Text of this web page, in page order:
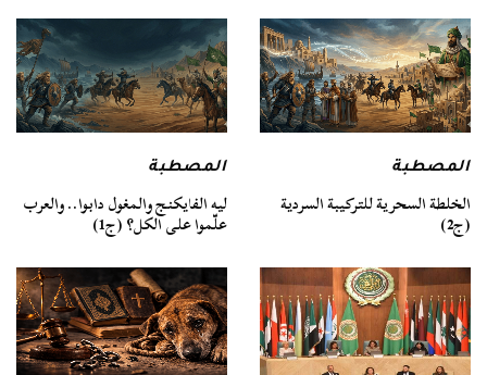
المصطبة
الخلطة السحرية للتركيبة السردية
(ج2)
المصطبة
ليه الفايكنج والمغول دابوا.. والعرب
علّموا على الكل؟ (ج1)